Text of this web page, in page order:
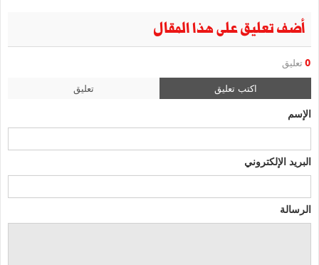
أضف تعليق على هذا المقال
0 تعليق
اكتب تعليق تعليق
الإسم
البريد الإلكتروني
الرسالة